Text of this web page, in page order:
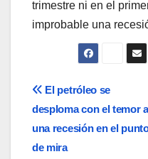
trimestre ni en el
improbable una
Navegación
de
entradas
El petróleo se
desploma con el temor a
una recesión en el
de mira